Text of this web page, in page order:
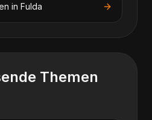
in Fulda
Themen